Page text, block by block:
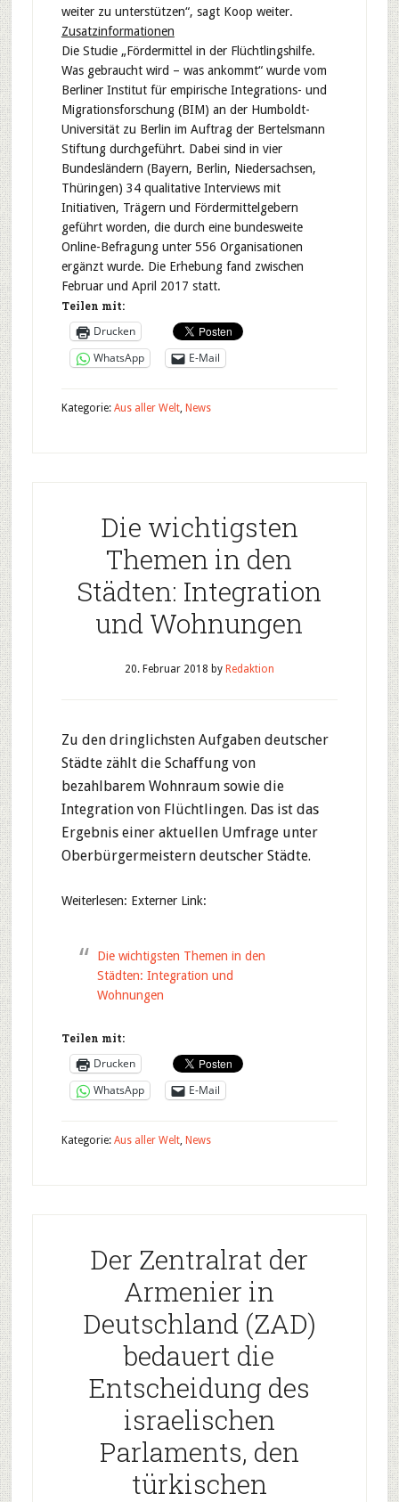
weiter zu unterstützen“, sagt Koop weiter.
Zusatzinformationen
Die Studie „Fördermittel in der Flüchtlingshilfe.
Was gebraucht wird – was ankommt“ wurde vom
Berliner Institut für empirische Integrations- und
Migrationsforschung (BIM) an der Humboldt-
Universität zu Berlin im Auftrag der Bertelsmann
Stiftung durchgeführt. Dabei sind in vier
Bundesländern (Bayern, Berlin, Niedersachsen,
Thüringen) 34 qualitative Interviews mit
Initiativen, Trägern und Fördermittelgebern
geführt worden, die durch eine bundesweite
Online-Befragung unter 556 Organisationen
ergänzt wurde. Die Erhebung fand zwischen
Februar und April 2017 statt.
Teilen mit:
Drucken
WhatsApp
E-Mail
Kategorie: Aus aller Welt, News
Die wichtigsten
Themen in den
Städten: Integration
und Wohnungen
20. Februar 2018 by Redaktion
Zu den dringlichsten Aufgaben deutscher
Städte zählt die Schaffung von
bezahlbarem Wohnraum sowie die
Integration von Flüchtlingen. Das ist das
Ergebnis einer aktuellen Umfrage unter
Oberbürgermeistern deutscher Städte.
Weiterlesen: Externer Link:
Die wichtigsten Themen in den
Städten: Integration und
Wohnungen
Teilen mit:
Drucken
WhatsApp
E-Mail
Kategorie: Aus aller Welt, News
Der Zentralrat der
Armenier in
Deutschland (ZAD)
bedauert die
Entscheidung des
israelischen
Parlaments, den
türkischen